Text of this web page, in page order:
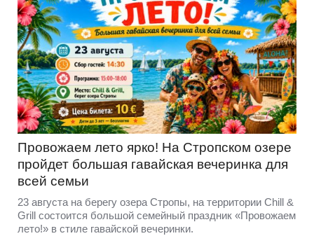
Провожаем лето ярко! На Стропском озере
пройдет большая гавайская вечеринка для
всей семьи
23 августа на берегу озера Стропы, на территории Chill &
Grill состоится большой семейный праздник «Провожаем
лето!» в стиле гавайской вечеринки.